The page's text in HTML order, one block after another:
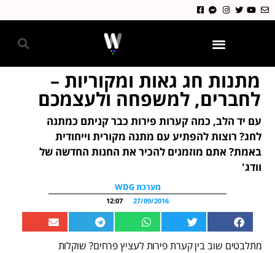
מתנות חג גאות ומקוריות –
לחברים, למשפחה ולעצמכם
עם יד הלב, כמה קערות פירות כבר קניתם כמתנה
לחג? רוצות להפתיע עם מתנה מקורית וייחודית
באמת? אתם מוזמנים להכיר את החנות החדשה של
וודג'
מערכת WDG
27/09/2016
12:07
מתלבטים שוב בין קערת פירות לעציץ פרחים? שוקלות